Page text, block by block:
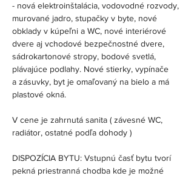
- nová elektroinštalácia, vodovodné rozvody,
murované jadro, stupačky v byte, nové
obklady v kúpeľni a WC, nové interiérové
dvere aj vchodové bezpečnostné dvere,
sádrokartonové stropy, bodové svetlá,
plávajúce podlahy. Nové stierky, vypínače
a zásuvky, byt je omaľovaný na bielo a má
plastové okná.
V cene je zahrnutá sanita ( závesné WC,
radiátor, ostatné podľa dohody )
DISPOZÍCIA BYTU: Vstupnú časť bytu tvorí
pekná priestranná chodba kde je možné